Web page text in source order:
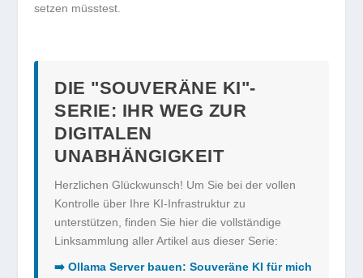
setzen müsstest.
DIE "SOUVERÄNE KI"-
SERIE: IHR WEG ZUR
DIGITALEN
UNABHÄNGIGKEIT
Herzlichen Glückwunsch! Um Sie bei der vollen
Kontrolle über Ihre KI-Infrastruktur zu
unterstützen, finden Sie hier die vollständige
Linksammlung aller Artikel aus dieser Serie:
➡️ Ollama Server bauen: Souveräne KI für mich